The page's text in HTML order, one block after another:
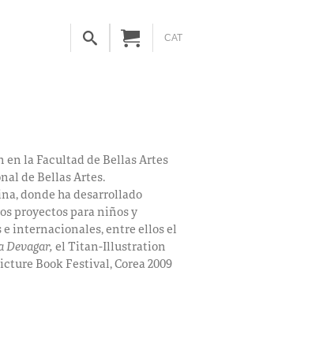
CAT
en la Facultad de Bellas Artes
de Bellas Artes.
donde ha desarrollado
proyectos para niños y
internacionales, entre ellos el
Devagar, el Titan-Illustration
Book Festival, Corea 2009